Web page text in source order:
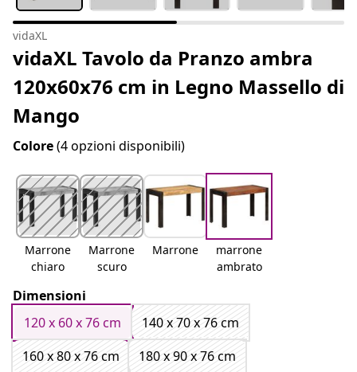
vidaXL
vidaXL Tavolo da Pranzo ambra
120x60x76 cm in Legno Massello di
Mango
Colore(4 opzioni disponibili)
Marrone
chiaro
Marrone
scuro
Marrone
marrone
ambrato
Dimensioni
120 x 60 x 76 cm
140 x 70 x 76 cm
160 x 80 x 76 cm
180 x 90 x 76 cm